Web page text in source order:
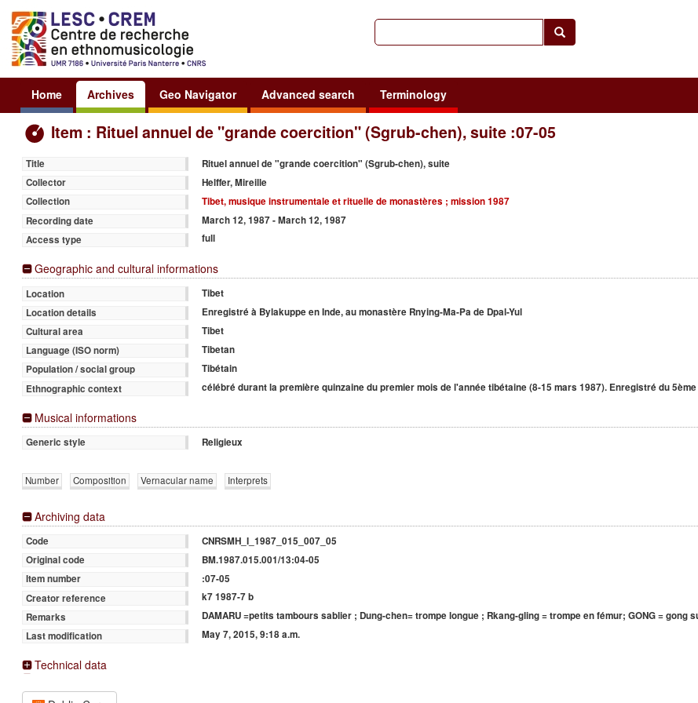
Home Archives Geo Navigator Advanced search Terminology
Item : Rituel annuel de "grande coercition" (Sgrub-chen), suite :07-05
Title
Rituel annuel de "grande coercition" (Sgrub-chen), suite
Collector
Helffer, Mireille
Collection
Tibet, musique instrumentale et rituelle de monastères ; mission 1987
Recording date
March 12, 1987 - March 12, 1987
Access type
full
Geographic and cultural informations
Location
Tibet
Location details
Enregistré à Bylakuppe en Inde, au monastère Rnying-Ma-Pa de Dpal-Yul
Cultural area
Tibet
Language (ISO norm)
Tibetan
Population / social group
Tibétain
Ethnographic context
célébré durant la première quinzaine du premier mois de l'année tibétaine (8-15 mars 1987). Enregistré du
Musical informations
Generic style Religieux
Number Composition Vernacular name Interprets
Archiving data
Code
CNRSMH_I_1987_015_007_05
Original code
BM.1987.015.001/13:04-05
Item number
:07-05
Creator reference
k7 1987-7 b
Remarks
DAMARU =petits tambours sablier ; Dung-chen= trompe longue ; Rkang-gling = trompe en fémur; GONG = gong
Last modification
May 7, 2015, 9:18 a.m.
Technical data